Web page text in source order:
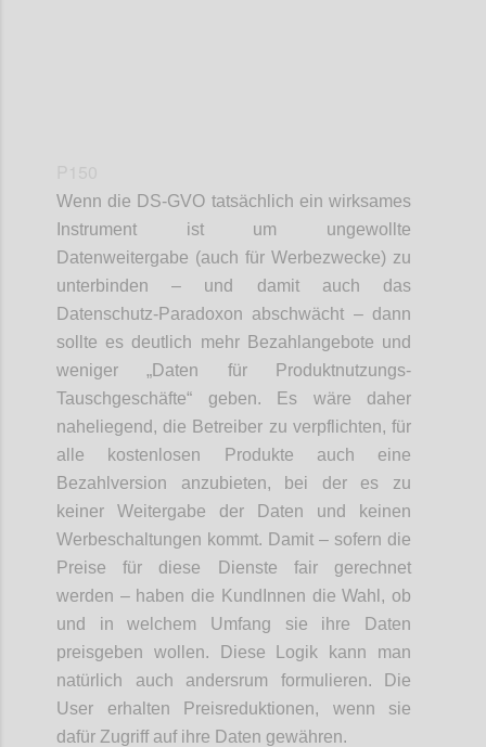
Wenn die DS-GVO tatsächlich ein wirksames
Instrument ist um ungewollte
Datenweitergabe (auch für Werbezwecke) zu
unterbinden – und damit auch das
Datenschutz-Paradoxon abschwächt – dann
sollte es deutlich mehr Bezahlangebote und
weniger „Daten für Produktnutzungs-
Tauschgeschäfte“ geben. Es wäre daher
naheliegend, die Betreiber zu verpflichten, für
alle kostenlosen Produkte auch eine
Bezahlversion anzubieten, bei der es zu
keiner Weitergabe der Daten und keinen
Werbeschaltungen kommt. Damit – sofern die
Preise für diese Dienste fair gerechnet
werden – haben die KundInnen die Wahl, ob
und in welchem Umfang sie ihre Daten
preisgeben wollen. Diese Logik kann man
natürlich auch andersrum formulieren. Die
User erhalten Preisreduktionen, wenn sie
dafür Zugriff auf ihre Daten gewähren.